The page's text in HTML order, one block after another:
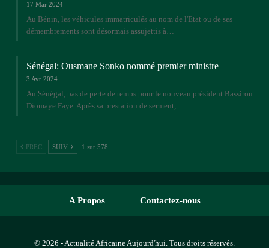
17 Mar 2024
Au Bénin, les véhicules immatriculés au nom de l'Etat ou de ses
démembrements sont désormais assujettis à…
Sénégal: Ousmane Sonko nommé premier ministre
3 Avr 2024
Au Sénégal, pas de perte de temps pour le nouveau président Bassirou
Diomaye Faye. Après sa prestation de serment,…
PREC SUIV 1 sur 578
A Propos Contactez-nous
© 2026 - Actualité Africaine Aujourd'hui. Tous droits réservés.